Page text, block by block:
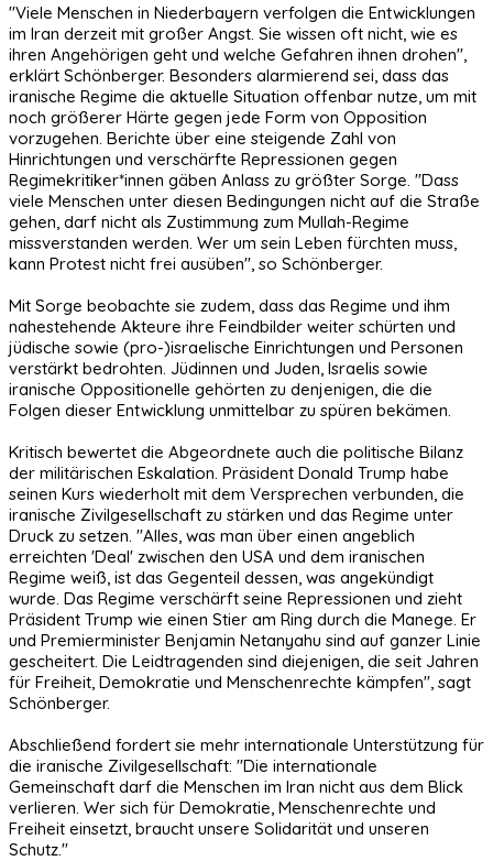
"Viele Menschen in Niederbayern verfolgen die Entwicklungen
im Iran derzeit mit großer Angst. Sie wissen oft nicht, wie es
ihren Angehörigen geht und welche Gefahren ihnen drohen",
erklärt Schönberger. Besonders alarmierend sei, dass das
iranische Regime die aktuelle Situation offenbar nutze, um mit
noch größerer Härte gegen jede Form von Opposition
vorzugehen. Berichte über eine steigende Zahl von
Hinrichtungen und verschärfte Repressionen gegen
Regimekritiker*innen gäben Anlass zu größter Sorge. "Dass
viele Menschen unter diesen Bedingungen nicht auf die Straße
gehen, darf nicht als Zustimmung zum Mullah-Regime
missverstanden werden. Wer um sein Leben fürchten muss,
kann Protest nicht frei ausüben", so Schönberger.
Mit Sorge beobachte sie zudem, dass das Regime und ihm
nahestehende Akteure ihre Feindbilder weiter schürten und
jüdische sowie (pro-)israelische Einrichtungen und Personen
verstärkt bedrohten. Jüdinnen und Juden, Israelis sowie
iranische Oppositionelle gehörten zu denjenigen, die die
Folgen dieser Entwicklung unmittelbar zu spüren bekämen.
Kritisch bewertet die Abgeordnete auch die politische Bilanz
der militärischen Eskalation. Präsident Donald Trump habe
seinen Kurs wiederholt mit dem Versprechen verbunden, die
iranische Zivilgesellschaft zu stärken und das Regime unter
Druck zu setzen. "Alles, was man über einen angeblich
erreichten 'Deal' zwischen den USA und dem iranischen
Regime weiß, ist das Gegenteil dessen, was angekündigt
wurde. Das Regime verschärft seine Repressionen und zieht
Präsident Trump wie einen Stier am Ring durch die Manege. Er
und Premierminister Benjamin Netanyahu sind auf ganzer Linie
gescheitert. Die Leidtragenden sind diejenigen, die seit Jahren
für Freiheit, Demokratie und Menschenrechte kämpfen", sagt
Schönberger.
Abschließend fordert sie mehr internationale Unterstützung für
die iranische Zivilgesellschaft: "Die internationale
Gemeinschaft darf die Menschen im Iran nicht aus dem Blick
verlieren. Wer sich für Demokratie, Menschenrechte und
Freiheit einsetzt, braucht unsere Solidarität und unseren
Schutz."